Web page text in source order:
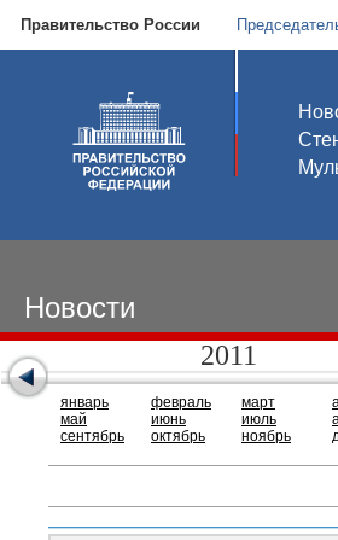
Правительство России
Новости
2011
январь
май
сентябрь
февраль
июнь
октябрь
март
июль
ноябрь